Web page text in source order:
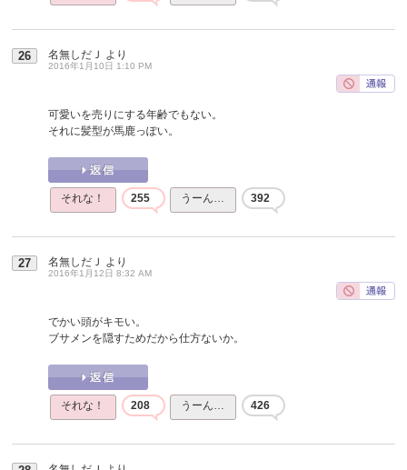
26 名無しだＪ より
2016年1月10日 1:10 PM
可愛いを売りにする年齢でもない。
それに髪型が馬鹿っぽい。
それな！ 255 うーん… 392
27 名無しだＪ より
2016年1月12日 8:32 AM
でかい頭がキモい。
ブサメンを隠すためだから仕方ないか。
それな！ 208 うーん… 426